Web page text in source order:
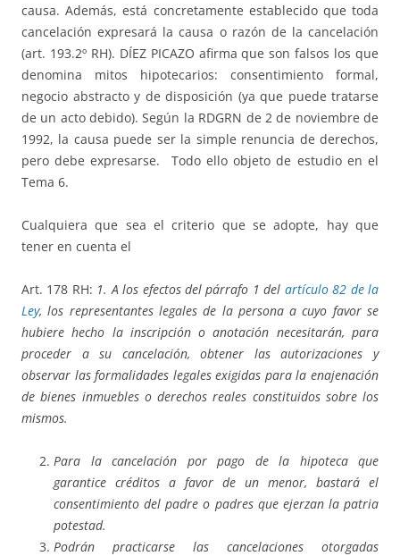
causa. Además, está concretamente establecido que toda
cancelación expresará la causa o razón de la cancelación
(art. 193.2º RH). DÍEZ PICAZO afirma que son falsos los que
denomina mitos hipotecarios: consentimiento formal,
negocio abstracto y de disposición (ya que puede tratarse
de un acto debido). Según la RDGRN de 2 de noviembre de
1992, la causa puede ser la simple renuncia de derechos,
pero debe expresarse. Todo ello objeto de estudio en el
Tema 6.
Cualquiera que sea el criterio que se adopte, hay que
tener en cuenta el
Art. 178 RH: 1. A los efectos del párrafo 1 del artículo 82 de la
Ley, los representantes legales de la persona a cuyo favor se
hubiere hecho la inscripción o anotación necesitarán, para
proceder a su cancelación, obtener las autorizaciones y
observar las formalidades legales exigidas para la enajenación
de bienes inmuebles o derechos reales constituidos sobre los
mismos.
Para la cancelación por pago de la hipoteca que
garantice créditos a favor de un menor, bastará el
consentimiento del padre o padres que ejerzan la patria
potestad.
Podrán practicarse las cancelaciones otorgadas